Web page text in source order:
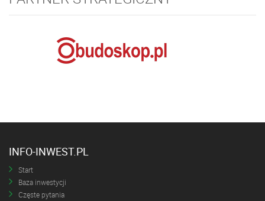
INFO-INWEST.PL
Start
Baza inwestycji
Częste pytania